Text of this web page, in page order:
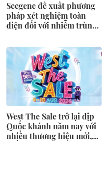
Seegene đề xuất phương
pháp xét nghiệm toàn
diện đối với nhiễm trùng
Nghiên cứu lâm sàng một
triệu ca toàn cầu (GMCS)
West The Sale trở lại dịp
Quốc khánh năm nay với
nhiều thương hiệu mới,